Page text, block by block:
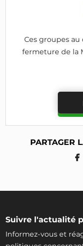
Ces groupes
fermeture de la
PARTAGER
Suivre l'actualité
Informez-vous et